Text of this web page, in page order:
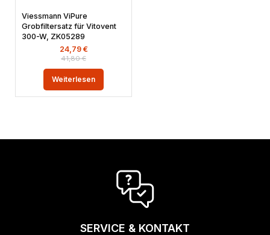
Viessmann ViPure
Grobfiltersatz für Vitovent
300-W, ZK05289
41,80€
24,79 €
Weiterlesen
SERVICE & KONTAKT